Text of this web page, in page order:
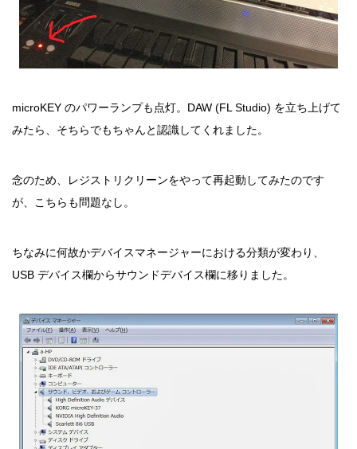
microKEY のパワーランプも点灯。DAW (FL Studio) を立ち上げて
みたら、そちらでもちゃんと認識してくれました。
念のため、レジストリクリーンをやって再起動してみたのです
が、こちらも問題なし。
ちなみに何故かデバイスマネージャーにおける分類が変わり、
USB デバイス欄からサウンドデバイス欄に移りました。